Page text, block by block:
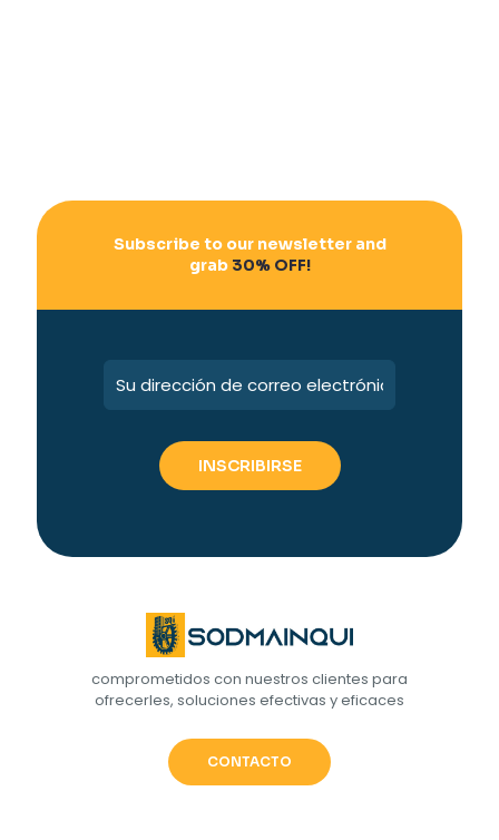
Subscribe to our newsletter and
grab30% OFF!
comprometidos con nuestros clientes para
ofrecerles, soluciones efectivas y eficaces
CONTACTO